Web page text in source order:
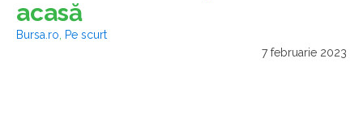
acasă
Bursa.ro
Pe scurt
7 februarie 2023